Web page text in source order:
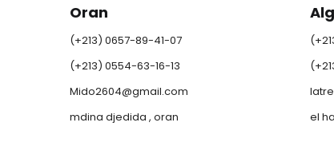
Oran
(+213) 0657-89-41-07
(+213) 0554-63-16-13
Mido2604@gmail.com
mdina djedida , oran
el